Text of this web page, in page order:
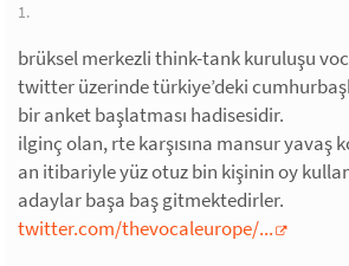
1.
brüksel merkezli think-tank kuruluşu
twitter üzerinde türkiye’deki
bir anket başlatması hadisesidir.
ilginç olan, rte karşısına mansur yavaş
an itibariyle yüz otuz bin kişinin oy
adaylar başa baş gitmektedirler.
twitter.com/thevocaleurope/...